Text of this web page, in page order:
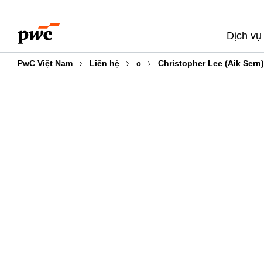
content
footer
Dịch vụ
PwC Việt Nam Liên hệ c Christopher Lee (Aik Sern)